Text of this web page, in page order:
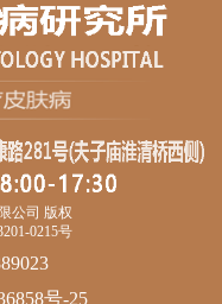
公司 版权
0215号
号-25